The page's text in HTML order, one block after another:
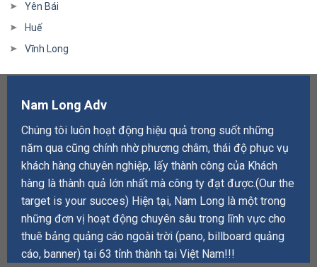
Yên Bái
Huế
Vĩnh Long
Nam Long Adv
Chúng tôi luôn hoạt động hiệu quả trong suốt những
năm qua cũng chính nhờ phương châm, thái độ phục vụ
khách hàng chuyên nghiệp, lấy thành công của Khách
hàng là thành quả lớn nhất mà công ty đạt được.(Our the
target is your succes) Hiện tại, Nam Long là một trong
những đơn vị hoạt động chuyên sâu trong lĩnh vực cho
thuê bảng quảng cáo ngoài trời (pano, billboard quảng
cáo, banner) tại 63 tỉnh thành tại Việt Nam!!!